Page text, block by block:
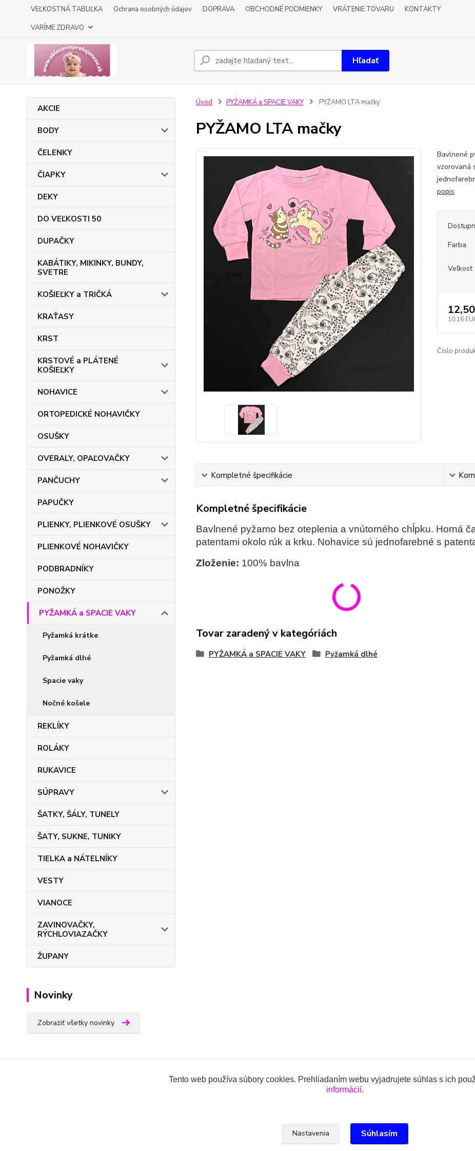
VEĽKOSTNÁ TABUĽKA Ochrana osobných údajov DOPRAVA OBCHODNÉ PODMIENKY VRÁTENIE TOVARU
KONTAKTY
VARÍME ZDRAVO
Hľadať
AKCIE
BODY
ČELENKY
ČIAPKY
DEKY
DO VEĽKOSTI 50
DUPAČKY
KABÁTIKY, MIKINKY, BUNDY,
SVETRE
KOŠIEĽKY a TRIČKÁ
KRAŤASY
KRST
KRSTOVÉ a PLÁTENÉ
KOŠIEĽKY
NOHAVICE
ORTOPEDICKÉ NOHAVIČKY
OSUŠKY
OVERALY, OPAĽOVAČKY
PANČUCHY
PAPUČKY
PLIENKY, PLIENKOVÉ OSUŠKY
PLIENKOVÉ NOHAVIČKY
PODBRADNÍKY
PONOŽKY
PYŽAMKÁ a SPACIE VAKY
Pyžamká krátke
Pyžamká dlhé
Spacie vaky
Nočné košele
REKLÍKY
ROLÁKY
RUKAVICE
SÚPRAVY
ŠATKY, ŠÁLY, TUNELY
ŠATY, SUKNE, TUNIKY
TIELKA a NÁTELNÍKY
VESTY
VIANOCE
ZAVINOVAČKY,
RÝCHLOVIAZAČKY
ŽUPANY
Novinky
Zobraziť všetky novinky
Úvod PYŽAMKÁ a SPACIE VAKY PYŽAMO LTA mačky
PYŽAMO LTA mačky
Bavlnené
vzorovaná
popis
Farba
Veľkosť
10,16
Číslo
Kompletné špecifikácie
Kompletné špecifikácie
Bavlnené pyžamo bez oteplenia a vnútorného chĺpku. Horná
patentami okolo rúk a krku. Nohavice sú jednofarebné s
Zloženie: 100% bavlna
Tovar zaradený v kategóriách
PYŽAMKÁ a SPACIE VAKY Pyžamká dlhé
Ing.Miroslava Dvorščáková, Kružlová 110, 090 02 Kružlová, 0918 914 288, info@oblecenieprekojencov.sk
Tento web používa súbory cookies. Prehliadaním webu vyjadrujete súhlas s ich
informácií.
Nastavenia Súhlasím